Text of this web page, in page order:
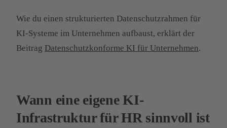
Wie du einen strukturierten Datenschutzrahmen für
KI-Systeme im Unternehmen aufbaust, erklärt der
Beitrag Datenschutzkonforme KI für Unternehmen.
Wann eine eigene KI-
Infrastruktur für HR sinnvoll ist